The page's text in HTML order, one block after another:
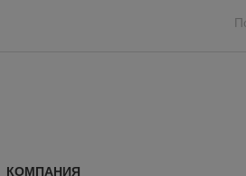
КОМПАНИЯ